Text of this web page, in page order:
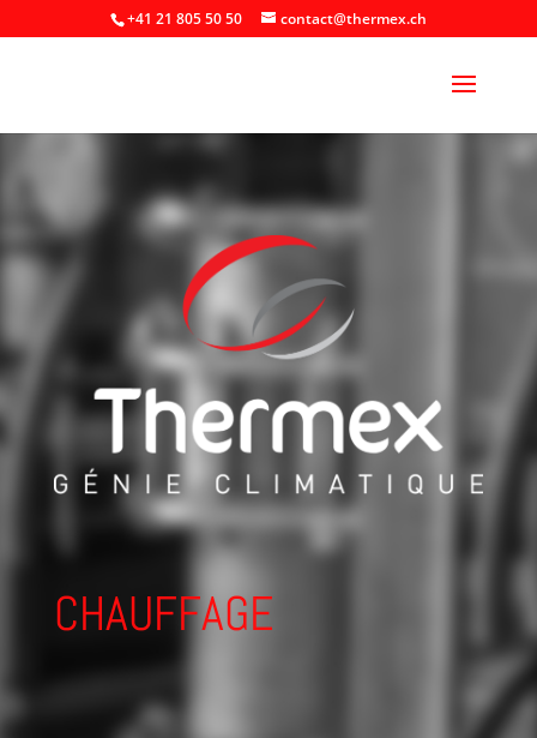
+41 21 805 50 50 contact@thermex.ch
CHAUFFAGE